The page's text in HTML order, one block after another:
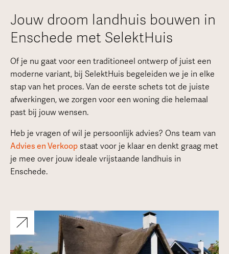
Jouw droom landhuis bouwen in
Enschede met SelektHuis
Of je nu gaat voor een traditioneel ontwerp of juist een
moderne variant, bij SelektHuis begeleiden we je in elke
stap van het proces. Van de eerste schets tot de juiste
afwerkingen, we zorgen voor een woning die helemaal
past bij jouw wensen.
Heb je vragen of wil je persoonlijk advies? Ons team van
Advies en Verkoopstaat voor je klaar en denkt graag met
je mee over jouw ideale vrijstaande landhuis in
Enschede.